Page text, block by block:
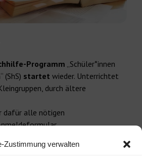
Zustimmung verwalten
Programm „Schüler*innen
(ShS) startet wieder. Unterrichtet
durch ältere
dafür alle nötigen